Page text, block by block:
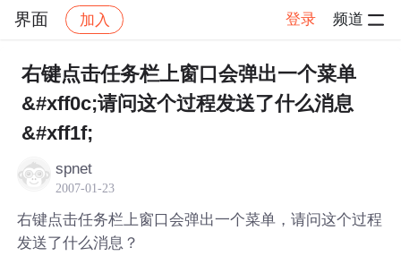
界面 加入 登录 频道
社区 界面 帖子详情
右键点击任务栏上窗口会弹出一个菜单
&#xff0c;请问这个过程发送了什么消息
&#xff1f;
spnet
2007-01-23
右键点击任务栏上窗口会弹出一个菜单，请问这个过程
发送了什么消息？